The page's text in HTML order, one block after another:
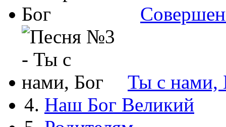
Ты с нами,
4. Наш Бог Великий